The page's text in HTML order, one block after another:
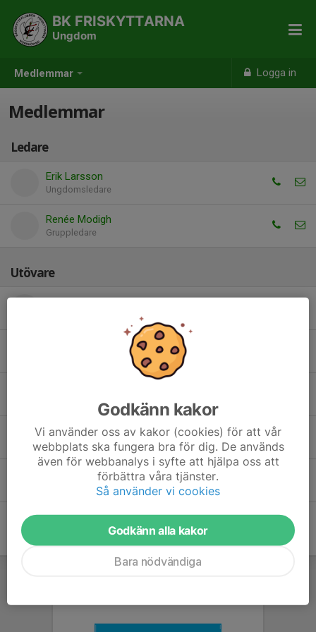
Medlemmar Logga in
BK FRISKYTTARNA
Ungdom
Medlemmar
Ledare
Erik Larsson
Ungdomsledare
Renée Modigh
Gruppledare
Utövare
Felicia Kock Altsjö
Godkänn kakor
Vi använder oss av kakor (cookies) för att vår
webbplats ska fungera bra för dig. De används
även för webbanalys i syfte att hjälpa oss att
förbättra våra tjänster.
Så använder vi cookies
Godkänn alla kakor
Bara nödvändiga